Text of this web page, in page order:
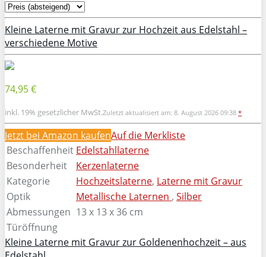
Kleine Laterne mit Gravur zur Hochzeit aus Edelstahl –
verschiedene Motive
74,95 €
inkl. 19% gesetzlicher MwSt.Zuletzt aktualisiert am: 8. August 2026 09:38 *
Jetzt bei Amazon kaufenAuf die Merkliste
Beschaffenheit Edelstahllaterne
Besonderheit
Kerzenlaterne
Kategorie
Hochzeitslaterne, Laterne mit Gravur
Optik
Metallische Laternen , Silber
Abmessungen 13 x 13 x 36 cm
Türöffnung
Kleine Laterne mit Gravur zur Goldenenhochzeit – aus